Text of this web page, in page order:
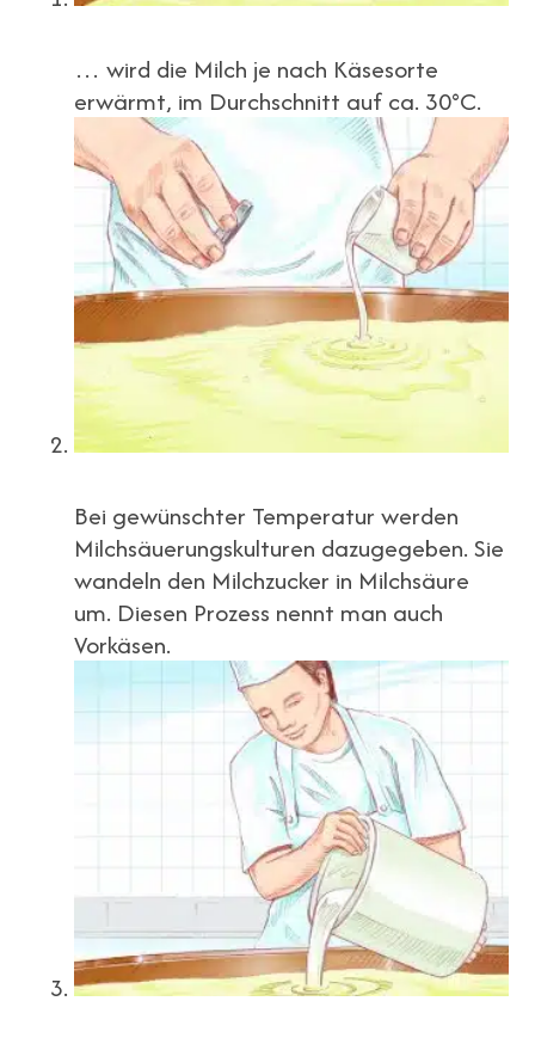
… wird die Milch je nach Käsesorte
erwärmt, im Durchschnitt auf ca. 30°C.
Bei gewünschter Temperatur werden
Milchsäuerungskulturen dazugegeben. Sie
wandeln den Milchzucker in Milchsäure
um. Diesen Prozess nennt man auch
Vorkäsen.